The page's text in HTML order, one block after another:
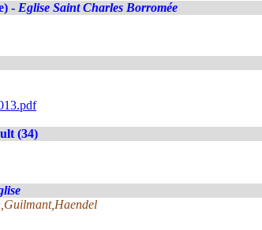
- Eglise Saint Charles Borromée
(34)